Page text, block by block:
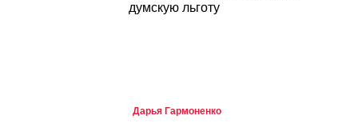
думскую льготу
Дарья Гармоненко